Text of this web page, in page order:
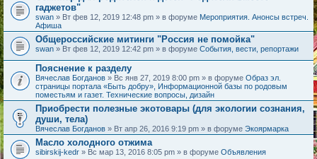
гаджетов"
swan » Вт фев 12, 2019 12:48 pm » в форуме Мероприятия. Анонсы встреч.
Афиша
Общероссийские митинги "Россия не помойка"
swan » Вт фев 12, 2019 12:42 pm » в форуме События, вести, репортажи
Пояснение к разделу
Вячеслав Богданов » Вс янв 27, 2019 8:00 pm » в форуме Образ эл.
страницы портала «Быть добру», Информационной базы по родовым
поместьям и газет. Технические вопросы, дизайн
Приобрести полезные экотовары (для экологии сознания,
души, тела)
Вячеслав Богданов » Вт апр 26, 2016 9:19 pm » в форуме Экоярмарка
Масло холодного отжима
sibirskij-kedr » Вс мар 13, 2016 8:05 pm » в форуме Объявления